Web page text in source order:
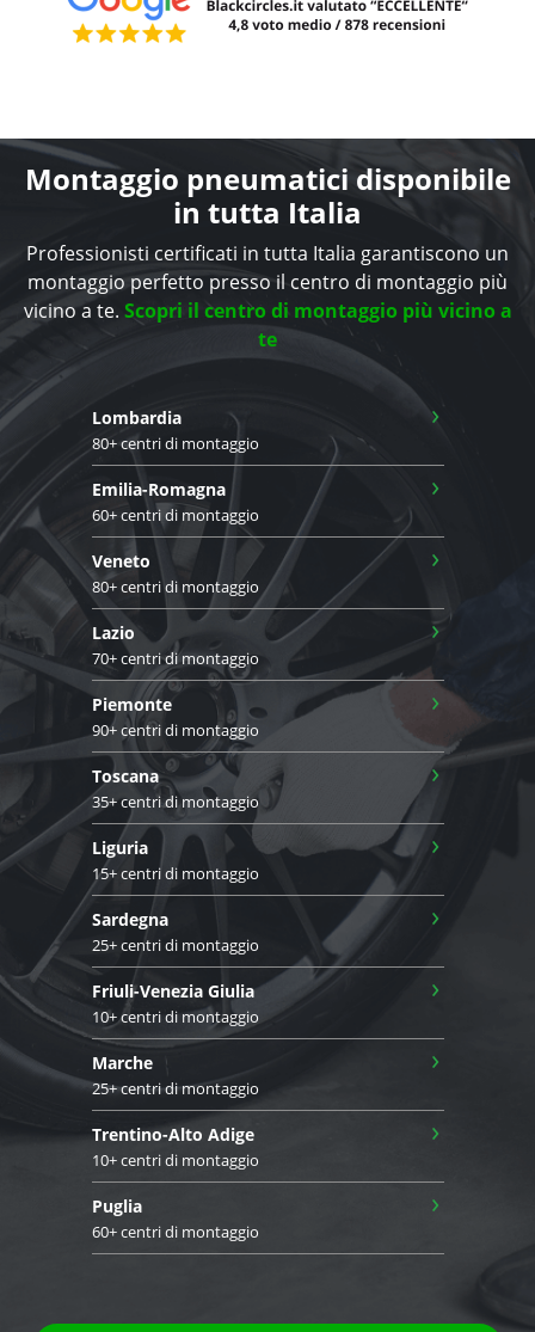
Montaggio pneumatici disponibile
in tutta Italia
Professionisti certificati in tutta Italia garantiscono un
montaggio perfetto presso il centro di montaggio più
vicino a te. Scopri il centro di montaggio più vicino a
te
Lombardia
80+ centri di montaggio
›
Emilia-Romagna
60+ centri di montaggio
›
Veneto
80+ centri di montaggio
›
Lazio
70+ centri di montaggio
›
Piemonte
90+ centri di montaggio
›
Toscana
35+ centri di montaggio
›
Liguria
15+ centri di montaggio
›
Sardegna
25+ centri di montaggio
›
Friuli-Venezia Giulia
10+ centri di montaggio
›
Marche
25+ centri di montaggio
›
Trentino-Alto Adige
10+ centri di montaggio
›
Puglia
60+ centri di montaggio
›